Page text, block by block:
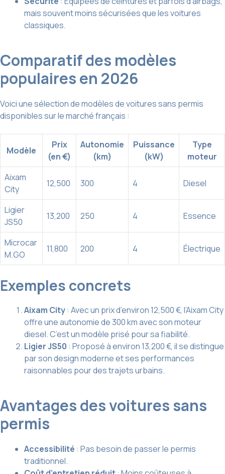
mais souvent moins sécurisées que les voitures
classiques.
Comparatif des modèles
populaires en 2026
Voici une sélection de modèles de voitures sans permis
disponibles sur le marché français :
Modèle
Prix
(en €)
Autonomie
(km)
Puissance
(kW)
Type
moteur
Aixam
City
12,500 300 4 Diesel
Ligier
JS50
13,200 250 4 Essence
Microcar
M.GO
11,800 200 4 Électrique
Exemples concrets
Aixam City: Avec un prix d’environ 12,500 €, l’Aixam City
offre une autonomie de 300 km avec son moteur
diesel. C’est un modèle prisé pour sa fiabilité.
Ligier JS50 : Proposé à environ 13,200 €, il se distingue
par son design moderne et ses performances
raisonnables pour des trajets urbains.
Avantages des voitures sans
permis
Accessibilité : Pas besoin de passer le permis
traditionnel.